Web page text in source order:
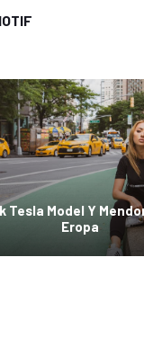
Tesla Model Y
Eropa